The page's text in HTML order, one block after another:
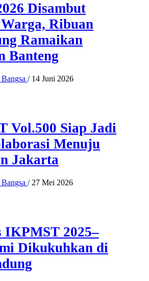
Disambut
Ribuan
Ramaikan
Banteng
/ 14 Juni 2026
Vol.500 Siap Jadi
Menuju
Jakarta
/ 27 Mei 2026
IKPMST 2025–
Dikukuhkan di